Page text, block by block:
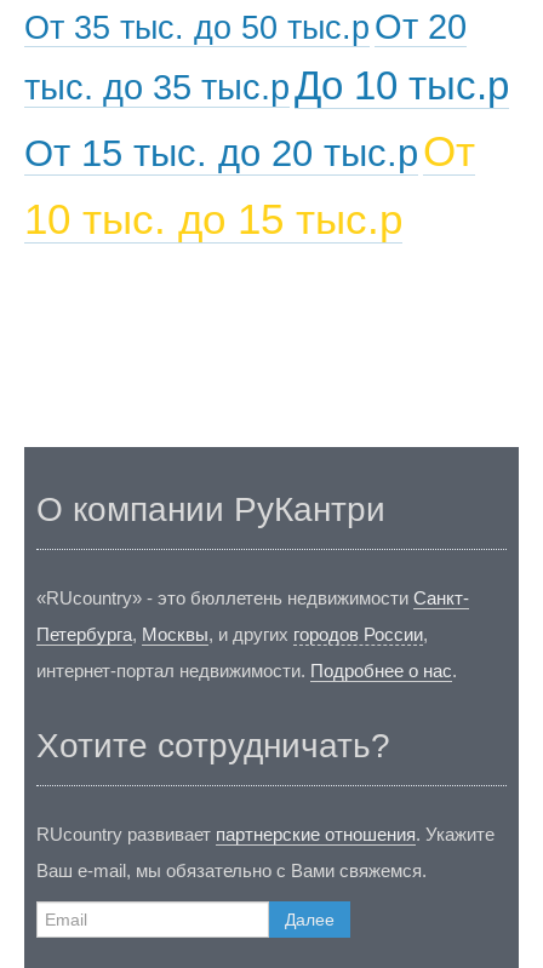
От 35 тыс. до 50 тыс.р От 20
тыс. до 35 тыс.рДо 10 тыс.р
От 15 тыс. до 20 тыс.рОт
10 тыс. до 15 тыс.р
О компании РуКантри
«RUcountry» - это бюллетень недвижимости Санкт-
Петербурга, Москвы, и других городов России,
интернет-портал недвижимости. Подробнее о нас.
Хотите сотрудничать?
RUcountry развивает партнерские отношения. Укажите
Ваш e-mail, мы обязательно с Вами свяжемся.
Далее